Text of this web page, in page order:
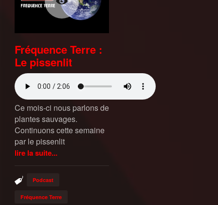
Fréquence Terre :
Le pissenlit
Ce mois-ci nous parlons de
plantes sauvages.
Continuons cette semaine
par le pissenlit
lire la suite...
Podcast
Fréquence Terre